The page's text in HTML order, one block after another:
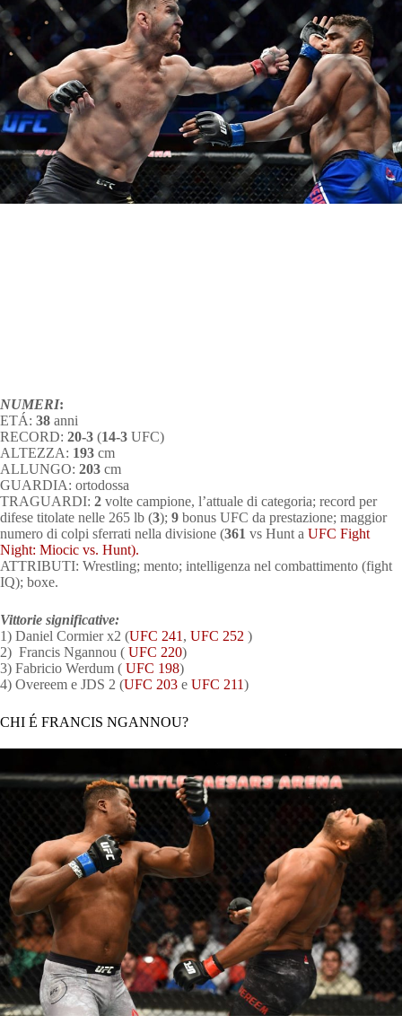
NUMERI:
ETÁ: 38 anni
RECORD: 20-3 (14-3 UFC)
ALTEZZA: 193 cm
ALLUNGO: 203 cm
GUARDIA: ortodossa
TRAGUARDI: 2 volte campione, l’attuale di categoria; record per
difese titolate nelle 265 lb (3); 9 bonus UFC da prestazione; maggior
numero di colpi sferrati nella divisione (361 vs Hunt a UFC Fight
Night: Miocic vs. Hunt).
ATTRIBUTI: Wrestling; mento; intelligenza nel combattimento (fight
IQ); boxe.
Vittorie significative:
1) Daniel Cormier x2 (UFC 241 , UFC 252 )
2) Francis Ngannou ( UFC 220)
3) Fabricio Werdum ( UFC 198)
4) Overeem e JDS 2 (UFC 203 e UFC 211)
CHI É FRANCIS NGANNOU?